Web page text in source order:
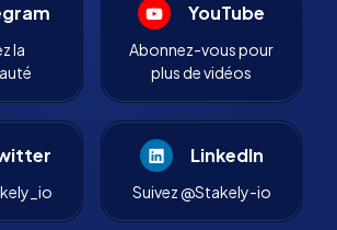
la
YouTube
Abonnez-vous pour
plus de vidéos
LinkedIn
Suivez @Stakely-io